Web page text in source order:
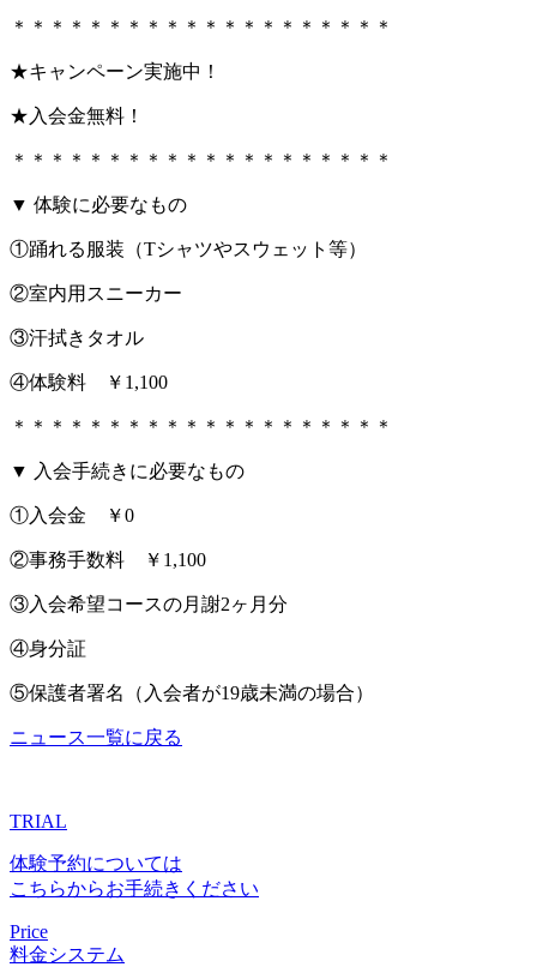
＊＊＊＊＊＊＊＊＊＊＊＊＊＊＊＊＊＊＊＊
★キャンペーン実施中！
★入会金無料！
＊＊＊＊＊＊＊＊＊＊＊＊＊＊＊＊＊＊＊＊
▼ 体験に必要なもの
①踊れる服装（Tシャツやスウェット等）
②室内用スニーカー
③汗拭きタオル
④体験料 ￥1,100
＊＊＊＊＊＊＊＊＊＊＊＊＊＊＊＊＊＊＊＊
▼ 入会手続きに必要なもの
①入会金 ￥0
②事務手数料 ￥1,100
③入会希望コースの月謝2ヶ月分
④身分証
⑤保護者署名（入会者が19歳未満の場合）
ニュース一覧に戻る
TRIAL
体験予約については
こちらからお手続きください
Price
料金システム